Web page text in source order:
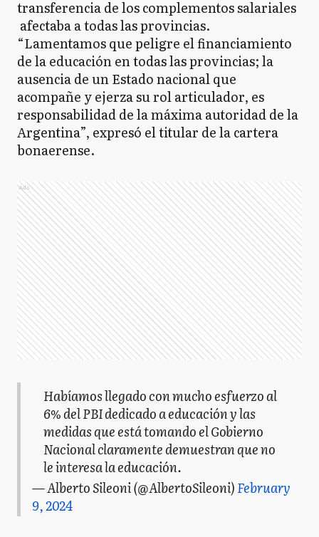
transferencia de los complementos salariales
afectaba a todas las provincias.
“Lamentamos que peligre el financiamiento
de la educación en todas las provincias; la
ausencia de un Estado nacional que
acompañe y ejerza su rol articulador, es
responsabilidad de la máxima autoridad de la
Argentina”, expresó el titular de la cartera
bonaerense.
Ads
Habíamos llegado con mucho esfuerzo al
6% del PBI dedicado a educación y las
medidas que está tomando el Gobierno
Nacional claramente demuestran que no
le interesa la educación.
— Alberto Sileoni (@AlbertoSileoni)February
9, 2024